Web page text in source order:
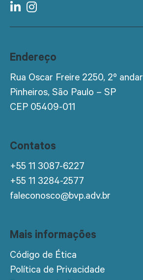
Endereço
Rua Oscar Freire 2250, 2º andar
Pinheiros, São Paulo – SP
CEP 05409-011
Contatos
+55 11 3087-6227
+55 11 3284-2577
faleconosco@bvp.adv.br
Mais informações
Código de Ética
Política de Privacidade